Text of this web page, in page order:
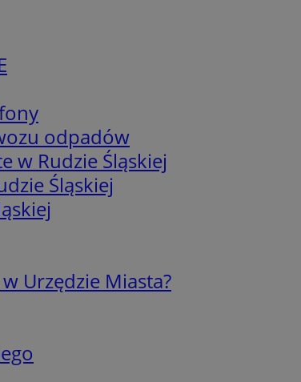
odpadów
w Rudzie Śląskiej
Śląskiej
Urzędzie Miasta?